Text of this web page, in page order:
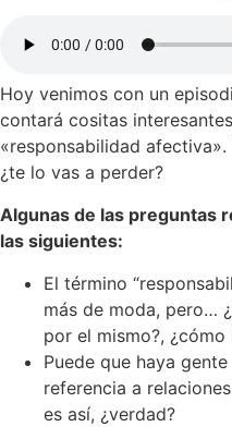
Hoy venimos con un
contará cositas
«responsabilidad
¿te lo vas a perder?
Algunas de las preguntas
las siguientes:
El término
más de moda, pero…
por el mismo?,
Puede que haya
referencia a
es así, ¿verdad?